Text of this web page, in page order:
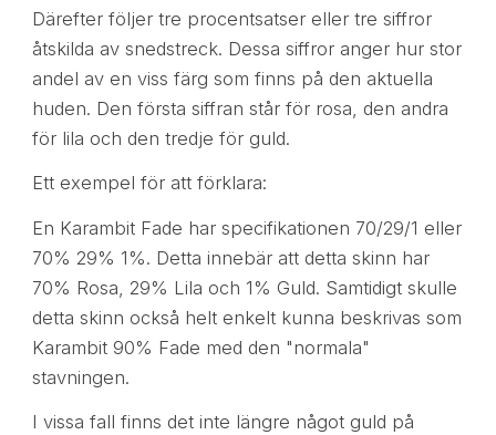
Därefter följer tre procentsatser eller tre siffror
åtskilda av snedstreck. Dessa siffror anger hur stor
andel av en viss färg som finns på den aktuella
huden. Den första siffran står för rosa, den andra
för lila och den tredje för guld.
Ett exempel för att förklara:
En Karambit Fade har specifikationen 70/29/1 eller
70% 29% 1%. Detta innebär att detta skinn har
70% Rosa, 29% Lila och 1% Guld. Samtidigt skulle
detta skinn också helt enkelt kunna beskrivas som
Karambit 90% Fade med den "normala"
stavningen.
I vissa fall finns det inte längre något guld på